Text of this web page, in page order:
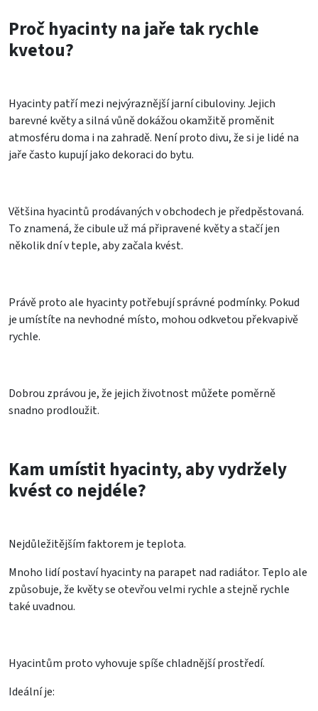
Proč hyacinty na jaře tak rychle
kvetou?
Hyacinty patří mezi nejvýraznější jarní cibuloviny. Jejich
barevné květy a silná vůně dokážou okamžitě proměnit
atmosféru doma i na zahradě. Není proto divu, že si je lidé na
jaře často kupují jako dekoraci do bytu.
Většina hyacintů prodávaných v obchodech je předpěstovaná.
To znamená, že cibule už má připravené květy a stačí jen
několik dní v teple, aby začala kvést.
Právě proto ale hyacinty potřebují správné podmínky. Pokud
je umístíte na nevhodné místo, mohou odkvetou překvapivě
rychle.
Dobrou zprávou je, že jejich životnost můžete poměrně
snadno prodloužit.
Kam umístit hyacinty, aby vydržely
kvést co nejdéle?
Nejdůležitějším faktorem je teplota.
Mnoho lidí postaví hyacinty na parapet nad radiátor. Teplo ale
způsobuje, že květy se otevřou velmi rychle a stejně rychle
také uvadnou.
Hyacintům proto vyhovuje spíše chladnější prostředí.
Ideální je: